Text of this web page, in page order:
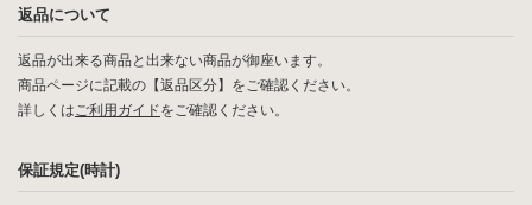
返品について
返品が出来る商品と出来ない商品が御座います。
商品ページに記載の【返品区分】をご確認ください。
詳しくはご利用ガイドをご確認ください。
保証規定(時計)